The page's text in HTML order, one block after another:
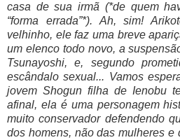
casa de sua irmã (*de quem
“forma errada”*). Ah, sim!
velhinho, ele faz uma breve
um elenco todo novo, a
Tsunayoshi, e, segundo
escândalo sexual... Vamos
jovem Shogun filha de Ienobu
afinal, ela é uma personagem
muito conservador defendendo
dos homens, não das mulheres e